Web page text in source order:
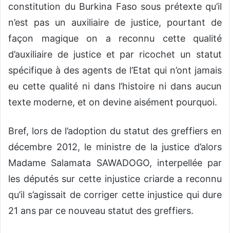
constitution du Burkina Faso sous prétexte qu’il
n’est pas un auxiliaire de justice, pourtant de
façon magique on a reconnu cette qualité
d’auxiliaire de justice et par ricochet un statut
spécifique à des agents de l’Etat qui n’ont jamais
eu cette qualité ni dans l’histoire ni dans aucun
texte moderne, et on devine aisément pourquoi.
Bref, lors de l’adoption du statut des greffiers en
décembre 2012, le ministre de la justice d’alors
Madame Salamata SAWADOGO, interpellée par
les députés sur cette injustice criarde a reconnu
qu’il s’agissait de corriger cette injustice qui dure
21 ans par ce nouveau statut des greffiers.